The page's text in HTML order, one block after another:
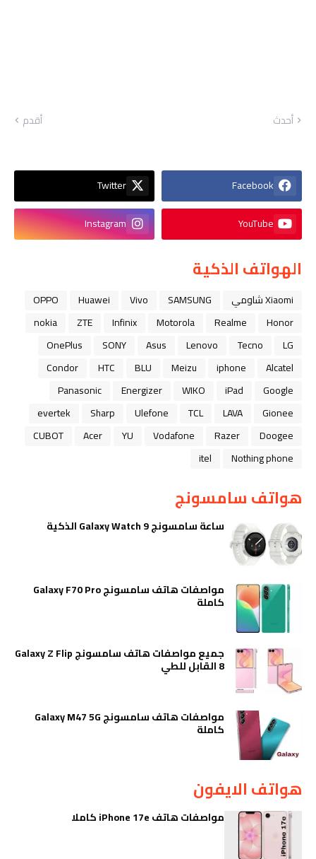
أحدث أقدم
Facebook
Twitter
YouTube
Instagram
الهواتف الذكية
Xiaomi شاومي SAMSUNG
Vivo
Huawei
OPPO
Honor
Realme
Motorola
Infinix
ZTE
nokia
LG
Tecno
Lenovo
Asus
SONY
OnePlus
Alcatel
iphone
Meizu
BLU
HTC
Condor
Google
iPad
WIKO
Energizer
Panasonic
Gionee
LAVA
TCL
Ulefone
Sharp
evertek
Doogee
Razer
Vodafone
YU
Acer
CUBOT
Nothing phone
itel
هواتف سامسونج
ساعة سامسونج Galaxy Watch 9 الذكية
مواصفات هاتف سامسونج Galaxy F70 Pro
كاملة
جميع مواصفات هاتف سامسونج Galaxy Z Flip
8 القابل للطي
مواصفات هاتف سامسونج Galaxy M47 5G
كاملة
هواتف الايفون
مواصفات هاتف iPhone 17e كاملا